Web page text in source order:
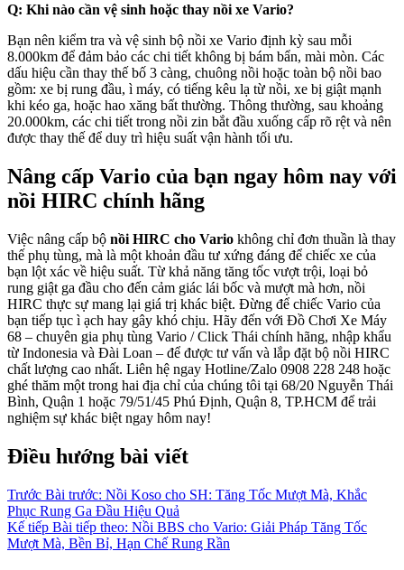
Q: Khi nào cần vệ sinh hoặc thay nồi xe Vario?
Bạn nên kiểm tra và vệ sinh bộ nồi xe Vario định kỳ sau mỗi
8.000km để đảm bảo các chi tiết không bị bám bẩn, mài mòn. Các
dấu hiệu cần thay thế bố 3 càng, chuông nồi hoặc toàn bộ nồi bao
gồm: xe bị rung đầu, ì máy, có tiếng kêu lạ từ nồi, xe bị giật mạnh
khi kéo ga, hoặc hao xăng bất thường. Thông thường, sau khoảng
20.000km, các chi tiết trong nồi zin bắt đầu xuống cấp rõ rệt và nên
được thay thế để duy trì hiệu suất vận hành tối ưu.
Nâng cấp Vario của bạn ngay hôm nay với
nồi HIRC chính hãng
Việc nâng cấp bộ nồi HIRC cho Vario không chỉ đơn thuần là thay
thế phụ tùng, mà là một khoản đầu tư xứng đáng để chiếc xe của
bạn lột xác về hiệu suất. Từ khả năng tăng tốc vượt trội, loại bỏ
rung giật ga đầu cho đến cảm giác lái bốc và mượt mà hơn, nồi
HIRC thực sự mang lại giá trị khác biệt. Đừng để chiếc Vario của
bạn tiếp tục ì ạch hay gây khó chịu. Hãy đến với Đồ Chơi Xe Máy
68 – chuyên gia phụ tùng Vario / Click Thái chính hãng, nhập khẩu
từ Indonesia và Đài Loan – để được tư vấn và lắp đặt bộ nồi HIRC
chất lượng cao nhất. Liên hệ ngay Hotline/Zalo 0908 228 248 hoặc
ghé thăm một trong hai địa chỉ của chúng tôi tại 68/20 Nguyễn Thái
Bình, Quận 1 hoặc 79/51/45 Phú Định, Quận 8, TP.HCM để trải
nghiệm sự khác biệt ngay hôm nay!
Điều hướng bài viết
Trước Bài trước: Nồi Koso cho SH: Tăng Tốc Mượt Mà, Khắc
Phục Rung Ga Đầu Hiệu Quả
Kế tiếp Bài tiếp theo: Nồi BBS cho Vario: Giải Pháp Tăng Tốc
Mượt Mà, Bền Bỉ, Hạn Chế Rung Rần